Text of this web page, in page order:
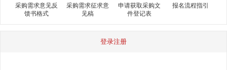
采购需求意见反
馈书格式
采购需求征求意
见稿
申请获取采购文
件登记表
报名流程指引
登录注册